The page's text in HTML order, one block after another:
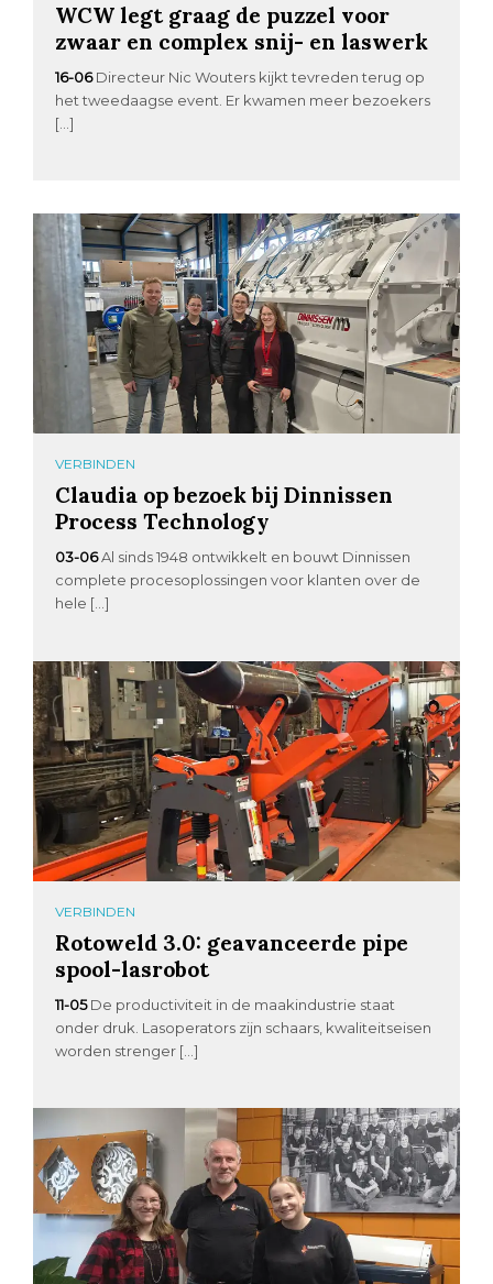
WCW legt graag de puzzel voor
zwaar en complex snij- en laswerk
16-06 Directeur Nic Wouters kijkt tevreden terug op
het tweedaagse event. Er kwamen meer bezoekers
[…]
VERBINDEN
Claudia op bezoek bij Dinnissen
Process Technology
03-06Al sinds 1948 ontwikkelt en bouwt Dinnissen
complete procesoplossingen voor klanten over de
hele […]
VERBINDEN
Rotoweld 3.0: geavanceerde pipe
spool-lasrobot
11-05 De productiviteit in de maakindustrie staat
onder druk. Lasoperators zijn schaars, kwaliteitseisen
worden strenger […]